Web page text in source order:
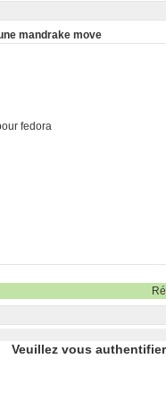
mandrake move
fedora
Veuillez vous